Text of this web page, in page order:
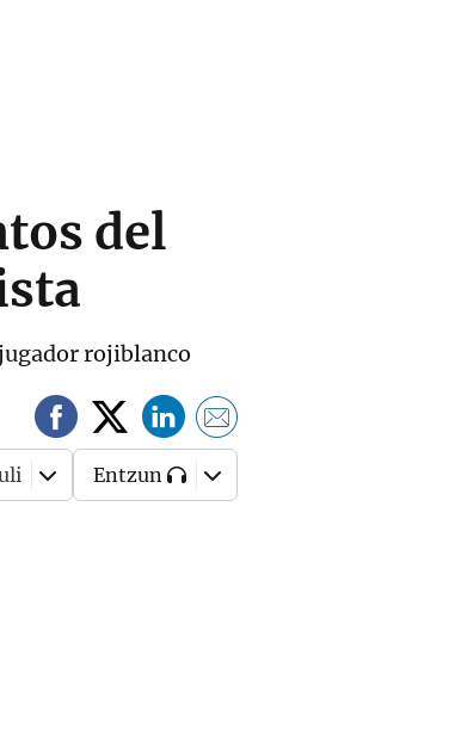
del
rojiblanco
Entzun